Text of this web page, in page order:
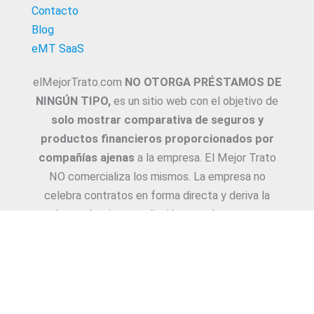
Contacto
Blog
eMT SaaS
elMejorTrato.com NO OTORGA PRÉSTAMOS DE
NINGÚN TIPO, es un sitio web con el objetivo de
solo mostrar comparativa de seguros y
productos financieros proporcionados por
compañías ajenasa la empresa. El Mejor Trato
NO comercializa los mismos. La empresa no
celebra contratos en forma directa y deriva la
Asesoría e intermediación a productores y